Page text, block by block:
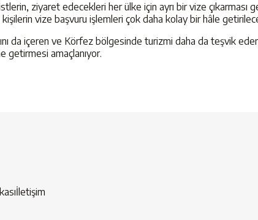
ziyaret edecekleri her ülke için ayrı bir vize çıkarması
vize başvuru işlemleri çok daha kolay bir hâle
da içeren ve Körfez bölgesinde turizmi daha da teşvik
getirmesi amaçlanıyor.
İletişim